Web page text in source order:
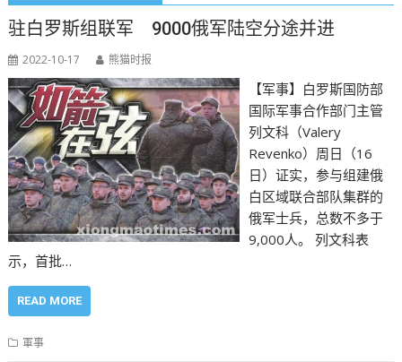
驻白罗斯组联军 9000俄军陆空分途并进
2022-10-17 熊猫时报
【军事】白罗斯国防部
国际军事合作部门主管
列文科（Valery
Revenko）周日（16
日）证实，参与组建俄
白区域联合部队集群的
俄军士兵，总数不多于
9,000人。 列文科表
示，首批…
READ MORE
軍事